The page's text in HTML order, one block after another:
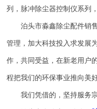
列，脉冲除尘器控制仪系列
泊头市淼鑫除尘配件销
管理，加大科技投入求发展
作，共同受益，在新老用户
程把我们的环保事业推向美
我们凭借的，坚持服务